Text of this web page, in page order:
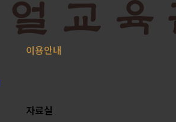
이용안내
자료실